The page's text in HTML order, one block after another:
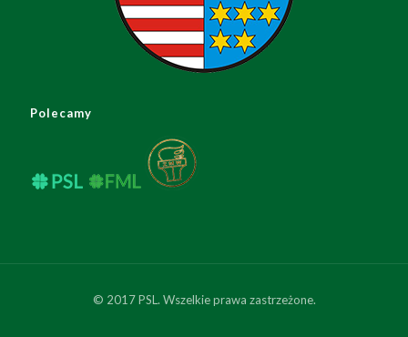
Polecamy
© 2017 PSL. Wszelkie prawa zastrzeżone.